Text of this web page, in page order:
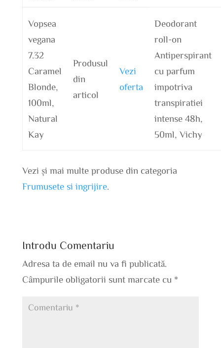
Vopsea
vegana
7.32
Caramel
Blonde,
100ml,
Natural
Kay
Produsul
din
articol
Vezi
oferta
Deodorant
roll-on
Antiperspirant
cu parfum
impotriva
transpiratiei
intense 48h,
50ml, Vichy
Vezi și mai multe produse din categoria
Frumusete si ingrijire.
Introdu Comentariu
Adresa ta de email nu va fi publicată.
Câmpurile obligatorii sunt marcate cu *